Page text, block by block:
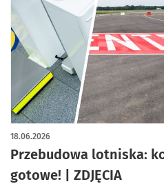
Przebudowa lotniska:
gotowe! | ZDJĘCIA
18.06.2026
artykuł z galerią zdjęć